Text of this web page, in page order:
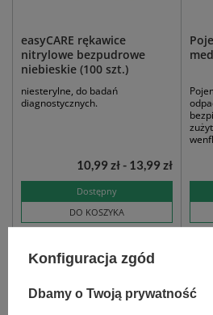
easyCARE rękawice
nitrylowe bezpudrowe
niebieskie (100 szt.)
niesterylne, do badań
diagnostycznych.
Dostępny
DO KOSZYKA
10,99 zł - 13,99 zł
Konfiguracja zgód
Dbamy o Twoją prywatność